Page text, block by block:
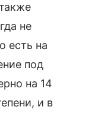
не
есть на
под
на 14
и в